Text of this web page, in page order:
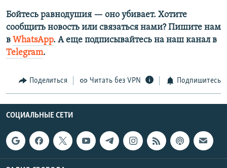
Бойтесь равнодушия — оно убивает. Хотите
сообщить новость или связаться нами? Пишите нам
в WhatsApp. А еще подписывайтесь на наш канал в
Telegram.
Поделиться Читать без VPN Подпишитесь
СОЦИАЛЬНЫЕ СЕТИ